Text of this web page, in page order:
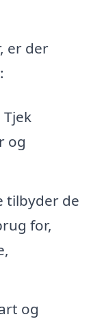
er der
og
tilbyder de
for,
og